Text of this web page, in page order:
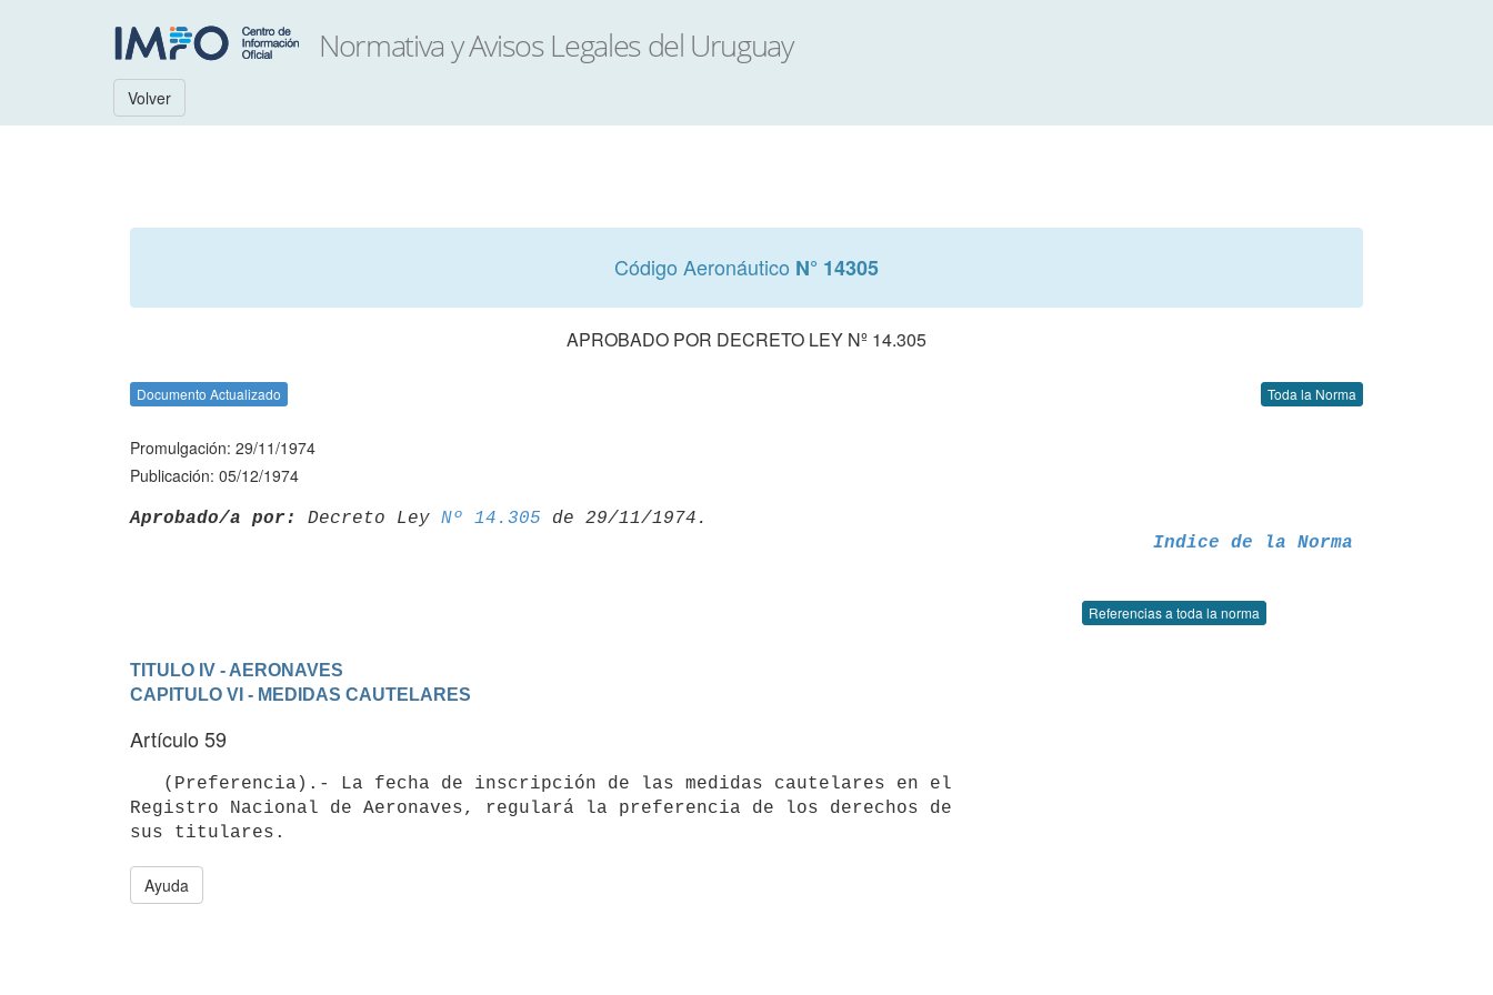
Volver
Código Aeronáutico N° 14305
APROBADO POR DECRETO LEY Nº 14.305
Documento Actualizado Toda la Norma
Promulgación: 29/11/1974
Publicación: 05/12/1974
Aprobado/a por: Decreto Ley Nº 14.305
Indice de la Norma
Referencias a toda la norma
TITULO IV - AERONAVES
CAPITULO VI - MEDIDAS CAUTELARES
Artículo 59
Registro Nacional de Aeronaves, regulará la preferencia de los derechos de
Ayuda